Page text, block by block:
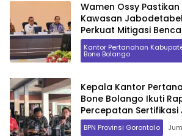
Wamen Ossy Pastikan
Kawasan
Perkuat Mitigasi
Kantor Pertanahan
Bone Bolango
Kepala Kantor
Bone Bolango Ikuti
Percepatan Sertifikasi
Pemerintah Daerah
BPN Provinsi Gorontalo